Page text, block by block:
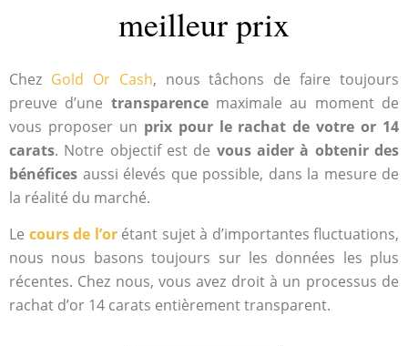
meilleur prix
Chez Gold Or Cash, nous tâchons de faire toujours
preuve d’une transparencemaximale au moment de
vous proposer un prix pour le rachat de votre or 14
carats. Notre objectif est de vous aider à obtenir des
bénéfices aussi élevés que possible, dans la mesure de
la réalité du marché.
Le cours de l’orétant sujet à d’importantes fluctuations,
nous nous basons toujours sur les données les plus
récentes. Chez nous, vous avez droit à un processus de
rachat d’or 14 carats entièrement transparent.